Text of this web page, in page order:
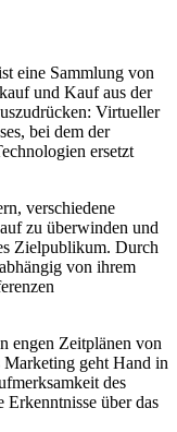
eine Sammlung von
und Kauf aus der
Virtueller
bei dem der
ersetzt
verschiedene
zu überwinden und
Zielpublikum. Durch
von ihrem
engen Zeitplänen von
Marketing geht Hand in
des
über das